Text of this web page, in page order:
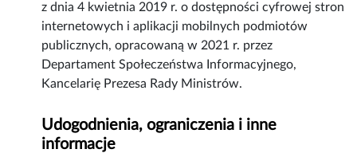
z dnia 4 kwietnia 2019 r. o dostępności cyfrowej stron
internetowych i aplikacji mobilnych podmiotów
publicznych, opracowaną w 2021 r. przez
Departament Społeczeństwa Informacyjnego,
Kancelarię Prezesa Rady Ministrów.
Udogodnienia, ograniczenia i inne
informacje